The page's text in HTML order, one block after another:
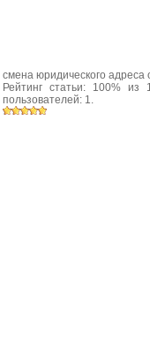
смена юридического адреса
Рейтинг статьи: 100% из
пользователей: 1.